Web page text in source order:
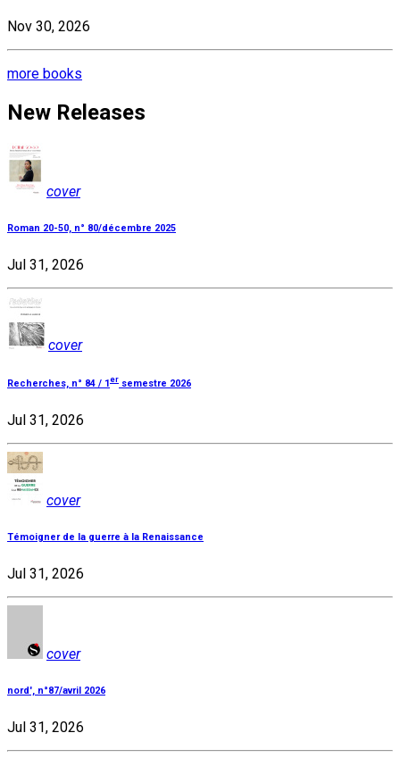
Nov 30, 2026
more books
New Releases
cover
Roman 20-50, n° 80/décembre 2025
Jul 31, 2026
cover
Recherches, n° 84 / 1 er semestre 2026
Jul 31, 2026
cover
Témoigner de la guerre à la Renaissance
Jul 31, 2026
cover
nord', n°87/avril 2026
Jul 31, 2026